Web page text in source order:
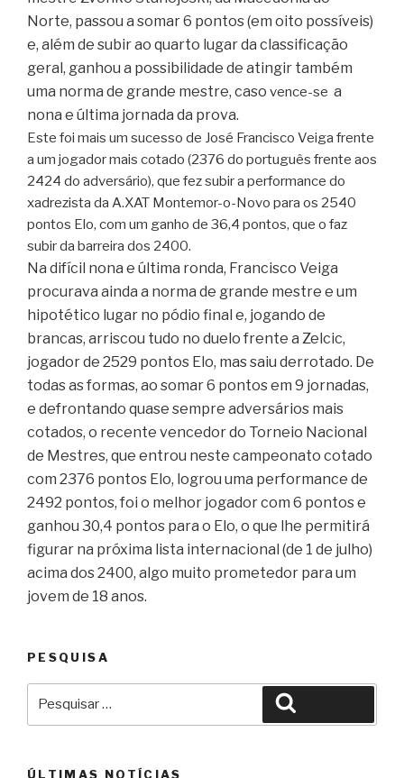
Norte, passou a somar 6 pontos (em oito possíveis)
e, além de subir ao quarto lugar da classificação
geral, ganhou a possibilidade de atingir também
uma norma de grande mestre, caso vence-se a
nona e última jornada da prova.
Este foi mais um sucesso de José Francisco Veiga frente
a um jogador mais cotado (2376 do português frente aos
2424 do adversário), que fez subir a performance do
xadrezista da A.XAT Montemor-o-Novo para os 2540
pontos Elo, com um ganho de 36,4 pontos, que o faz
subir da barreira dos 2400.
Na difícil nona e última ronda, Francisco Veiga
procurava ainda a norma de grande mestre e um
hipotético lugar no pódio final e, jogando de
brancas, arriscou tudo no duelo frente a Zelcic,
jogador de 2529 pontos Elo, mas saiu derrotado. De
todas as formas, ao somar 6 pontos em 9 jornadas,
e defrontando quase sempre adversários mais
cotados, o recente vencedor do Torneio Nacional
de Mestres, que entrou neste campeonato cotado
com 2376 pontos Elo, logrou uma performance de
2492 pontos, foi o melhor jogador com 6 pontos e
ganhou 30,4 pontos para o Elo, o que lhe permitirá
figurar na próxima lista internacional (de 1 de julho)
acima dos 2400, algo muito prometedor para um
jovem de 18 anos.
PESQUISA
ÚLTIMAS NOTÍCIAS